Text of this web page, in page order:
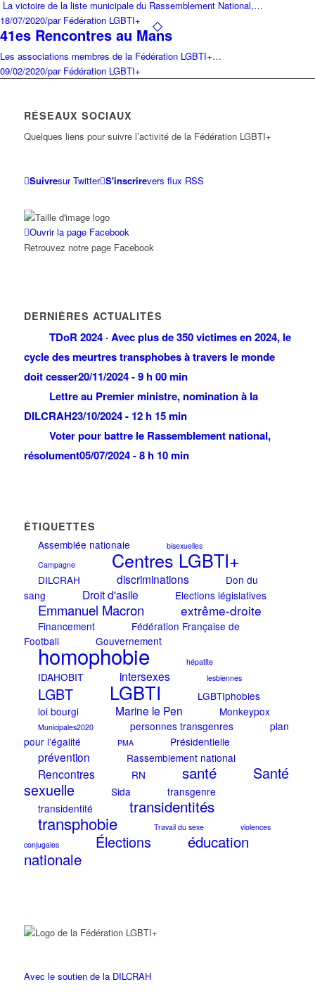
La victoire de la liste municipale du Rassemblement National,…
18/07/2020/par Fédération LGBTI+
41es Rencontres au Mans
Les associations membres de la Fédération LGBTI+…
09/02/2020/par Fédération LGBTI+
RÉSEAUX SOCIAUX
Quelques liens pour suivre l’activité de la Fédération LGBTI+
Suivresur Twitter S'inscrirevers flux RSS
Ouvrir la page Facebook
Retrouvez notre page Facebook
DERNIÈRES ACTUALITÉS
TDoR 2024 · Avec plus de 350 victimes en 2024, le
cycle des meurtres transphobes à travers le monde
doit cesser20/11/2024 - 9 h 00 min
Lettre au Premier ministre, nomination à la
DILCRAH23/10/2024 - 12 h 15 min
Voter pour battre le Rassemblement national,
résolument05/07/2024 - 8 h 10 min
ÉTIQUETTES
Assemblée nationale
bisexuelles
Campagne
Centres LGBTI+
DILCRAH discriminations
Don du
sang
Droit d'asile Elections législatives
Emmanuel Macron extrême-droite
Financement
Fédération Française de
Football
Gouvernement
homophobie hépatite
IDAHOBIT intersexes lesbiennes
LGBT LGBTI
LGBTIphobies
loi bourgi
Marine le Pen Monkeypox
Municipales2020 personnes transgenres
plan
pour l’égalité
PMA Présidentielle
prévention Rassemblement national
Rencontres RN santé
Santé
sexuelle
Sida
transgenre
transidentité
transidentités
transphobie Travail du sexe
violences
conjugales
Élections
éducation
nationale
Avec le soutien de la DILCRAH